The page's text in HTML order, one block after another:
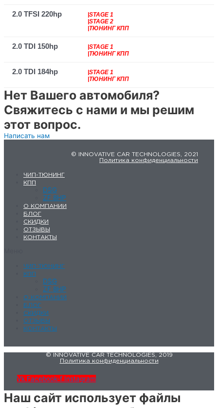
2.0 TFSI 220hp
|STAGE 1
|STAGE 2
|ТЮНИНГ КПП
2.0 TDI 150hp
|STAGE 1
|ТЮНИНГ КПП
2.0 TDI 184hp
|STAGE 1
|ТЮНИНГ КПП
Нет Вашего автомобиля?
Свяжитесь с нами и мы решим
этот вопрос.
Написать нам
© INNOVATIVE CAR TECHNOLOGIES, 2021
Политика конфиденциальности
ЧИП-ТЮНИНГ
КПП
DSG
ZF 8HP
О КОМПАНИИ
БЛОГ
СКИДКИ
ОТЗЫВЫ
КОНТАКТЫ
ЧИП-ТЮНИНГ
КПП
DSG
ZF 8HP
О КОМПАНИИ
БЛОГ
СКИДКИ
ОТЗЫВЫ
КОНТАКТЫ
© INNOVATIVE CAR TECHNOLOGIES, 2019
Политика конфиденциальности
Vk Facebook-f Instagram
Наш сайт использует файлы